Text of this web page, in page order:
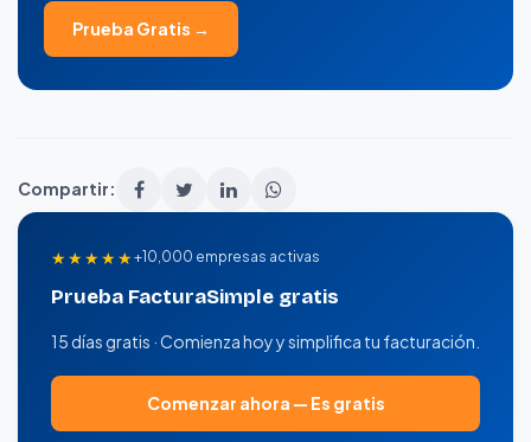
Prueba Gratis →
Compartir:
★★★★★+10,000 empresas activas
Prueba FacturaSimple gratis
15 días gratis · Comienza hoy y simplifica tu facturación.
Comenzar ahora — Es gratis